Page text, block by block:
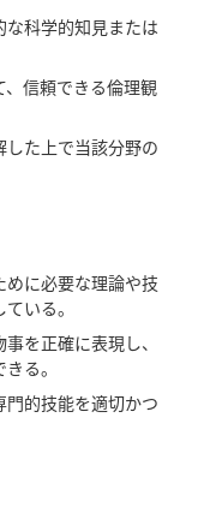
科学的知見または
信頼できる倫理観
た上で当該分野の
に必要な理論や技
いる。
を正確に表現し、
る。
的技能を適切かつ